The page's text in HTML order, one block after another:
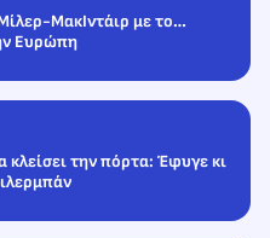
ΜακΙντάιρ με το…
Ευρώπη
κλείσει την πόρτα: Έφυγε κι